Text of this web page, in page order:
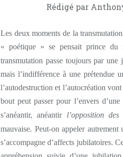
Rédigé par
Les deux moments de la
« poétique » se pensait prince
transmutation passe toujours par
mais l’indifférence à une prétendue
l’autodestruction et l’autocréation
bout peut passer pour l’envers d’une
s’anéantir, anéantir l’opposition
mauvaise. Peut-on appeler autrement
s’accompagne d’affects jubilatoires.